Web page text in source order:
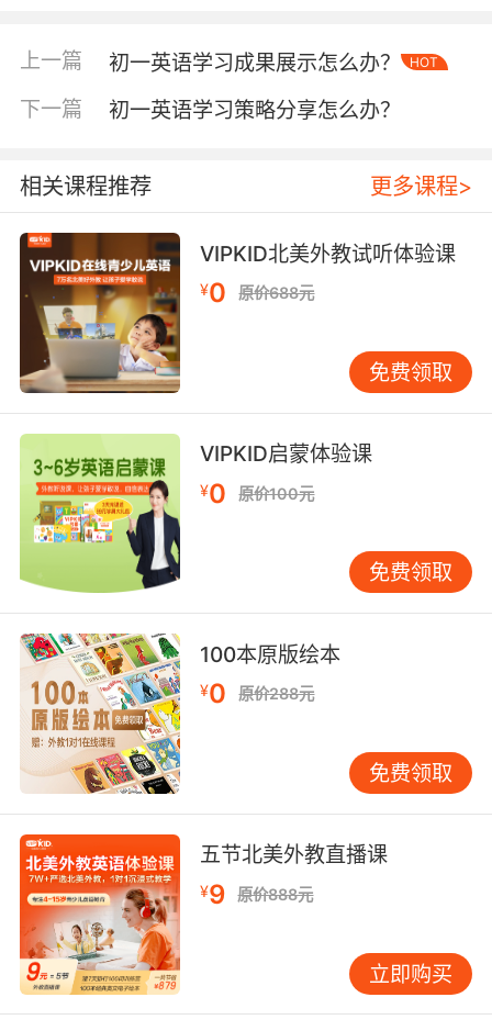
料，如教材配套的录音、英语儿歌、英文电影
等。通过反复听、模仿发音和语调，学生可以逐
渐适应英语的语音节奏，提高听力理解能力。 同
时，VIPKID还注重培养学生的听力技巧。比如，
力笔记等。这些技巧的培养，不仅能帮助学生在
考试中取得好成绩，更能让他们在未来的英语学
习中受益匪浅。 三、口语突破：勇敢开口，自信
表达 口语是英语学习的最终目的之一，也是初一
学生往往缺乏锻炼的方面。VIPKID鼓励学生勇敢
开口说英语，不要害怕犯错。在课堂上，老师会
创造各种机会让学生进行口语练习，如角色扮
演、小组讨论等。通过模拟真实场景的对话练
习，学生可以逐渐克服心理障碍，提高口语表达
能力。 此外，VIPKID还利用在线学习平台的优
势，为学生提供与外教一对一交流的机会。这种
沉浸式的学习环境，不仅能让学生接触到地道的
英语发音和表达方式，还能激发他们的学习兴趣
和自信心。 四、阅读拓展：广泛阅读，开阔视野
阅读是英语学习中不可或缺的一部分，也是提升
英语综合能力的重要途径。VIPKID建议初一学生
广泛阅读英文材料，包括课本、课外读物、英文
报纸等。通过阅读，学生可以扩大词汇量、了解
西方文化、提高阅读理解能力。 在阅读过程中，
VIPKID注重培养学生的阅读习惯和技巧。比如，
教会学生如何快速浏览文章、抓住中心思想、理
解细节信息等。同时，鼓励学生做好阅读笔记，
记录好词好句和阅读感悟，以便日后复习和分
享。 五、写作训练：勤写多练，注重修改 写作是
英语学习中检验学生综合能力的重要环节。初一
阶段，学生应开始注重写作训练，从简单的句子
翻译到短文写作逐步过渡。 VIPKID在写作教学
中，强调写作思路的清晰性和逻辑性。老师会引
导学生先构思文章框架，再填充内容。同时，注
重语法正确、词汇丰富、句式多变等写作要素的
上一篇 初一英语学习成果展示怎么办？ HOT
下一篇 初一英语学习策略分享怎么办？
相关课程推荐 更多课程>
VIPKID北美外教试听体验课
¥0 原价688元
免费领取
VIPKID启蒙体验课
¥0 原价100元
免费领取
100本原版绘本
¥0 原价288元
免费领取
五节北美外教直播课
¥9 原价888元
立即购买